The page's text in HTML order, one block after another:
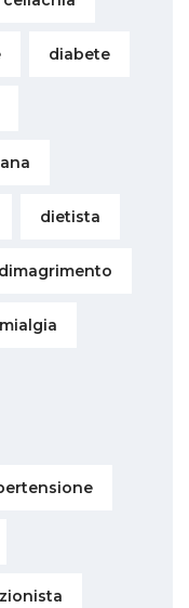
diabete
dietista
dimagrimento